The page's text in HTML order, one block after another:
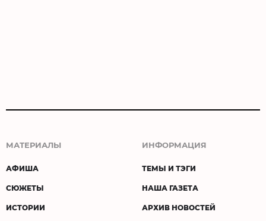
МАТЕРИАЛЫ
АФИША
СЮЖЕТЫ
ИСТОРИИ
ИНФОРМАЦИЯ
ТЕМЫ И ТЭГИ
НАША ГАЗЕТА
АРХИВ НОВОСТЕЙ